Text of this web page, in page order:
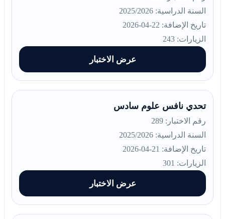
السنة الدراسية: 2025/2026
تاريخ الإضافة: 22-04-2026
الزيارات: 243
عرض الاختبار
تحدي نافس علوم سادس
رقم الاختبار: 289
السنة الدراسية: 2025/2026
تاريخ الإضافة: 21-04-2026
الزيارات: 301
عرض الاختبار